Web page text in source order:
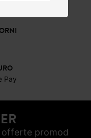
Pay
offerte promod